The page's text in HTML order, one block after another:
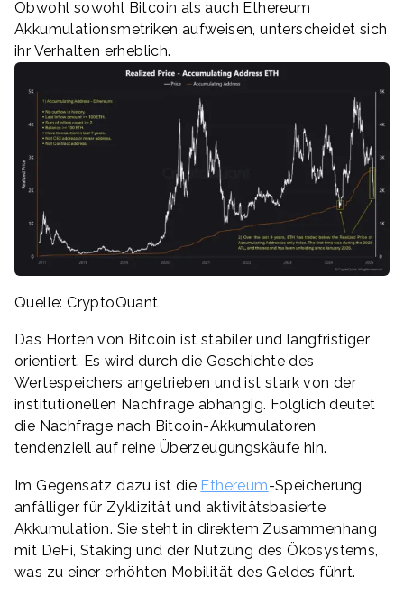
Obwohl sowohl Bitcoin als auch Ethereum
Akkumulationsmetriken aufweisen, unterscheidet sich
ihr Verhalten erheblich.
Quelle: CryptoQuant
Das Horten von Bitcoin ist stabiler und langfristiger
orientiert. Es wird durch die Geschichte des
Wertespeichers angetrieben und ist stark von der
institutionellen Nachfrage abhängig. Folglich deutet
die Nachfrage nach Bitcoin-Akkumulatoren
tendenziell auf reine Überzeugungskäufe hin.
Im Gegensatz dazu ist die Ethereum-Speicherung
anfälliger für Zyklizität und aktivitätsbasierte
Akkumulation. Sie steht in direktem Zusammenhang
mit DeFi, Staking und der Nutzung des Ökosystems,
was zu einer erhöhten Mobilität des Geldes führt.